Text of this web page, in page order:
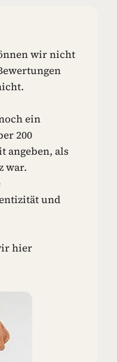
wir nicht
ein
200
angeben, als
war.
und
hier